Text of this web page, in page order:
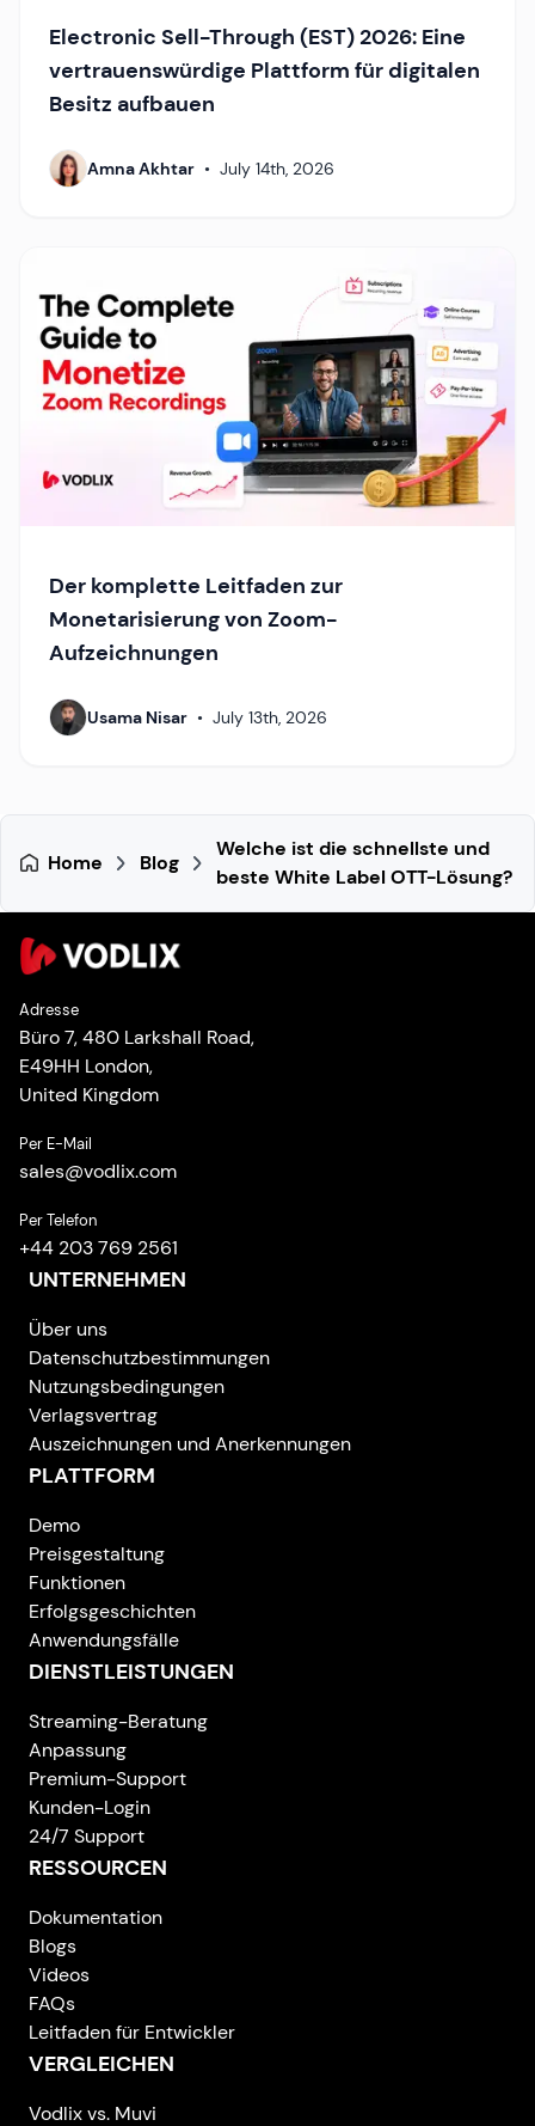
Electronic Sell-Through (EST) 2026: Eine
vertrauenswürdige Plattform für digitalen
Besitz aufbauen
Amna Akhtar • July 14th, 2026
Der komplette Leitfaden zur
Monetarisierung von Zoom-
Aufzeichnungen
Usama Nisar • July 13th, 2026
Home Blog
Welche ist die schnellste und
beste White Label OTT-Lösung?
Adresse
Büro 7, 480 Larkshall Road,
E49HH London,
United Kingdom
Per E-Mail
sales@vodlix.com
Per Telefon
+44 203 769 2561
UNTERNEHMEN
Über uns
Datenschutzbestimmungen
Nutzungsbedingungen
Verlagsvertrag
Auszeichnungen und Anerkennungen
PLATTFORM
Demo
Preisgestaltung
Funktionen
Erfolgsgeschichten
Anwendungsfälle
DIENSTLEISTUNGEN
Streaming-Beratung
Anpassung
Premium-Support
Kunden-Login
24/7 Support
RESSOURCEN
Dokumentation
Blogs
Videos
FAQs
Leitfaden für Entwickler
VERGLEICHEN
Vodlix vs. Muvi